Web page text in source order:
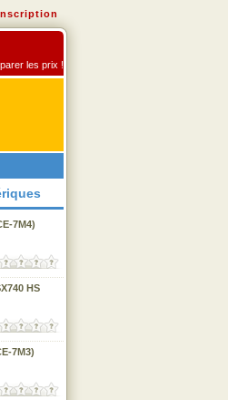
les prix !
7M4)
HS
7M3)